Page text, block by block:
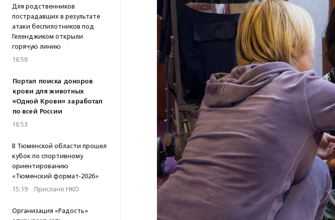
Для родственников
пострадавших в результате
атаки беспилотников под
Геленджиком открыли
горячую линию
16:58
Портал поиска доноров
крови для животных
«Одной Крови» заработал
по всей России
16:53
В Тюменской области прошел
кубок по спортивному
ориентированию
«Тюменский формат-2026»
15:19 · Прислано НКО
Организация «Радость»